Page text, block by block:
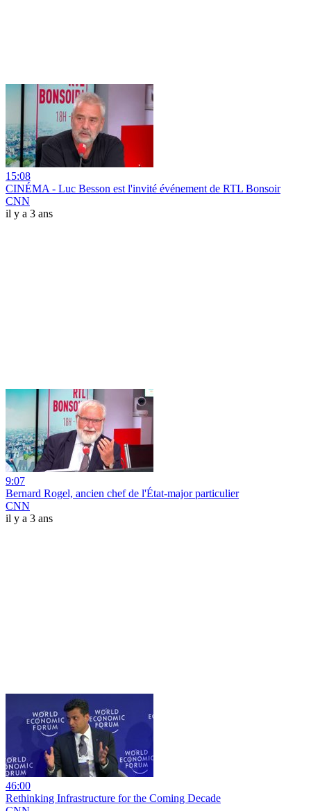
15:08
CINÉMA - Luc Besson est l'invité événement de RTL Bonsoir
CNN
il y a 3 ans
9:07
Bernard Rogel, ancien chef de l'État-major particulier
CNN
il y a 3 ans
46:00
Rethinking Infrastructure for the Coming Decade